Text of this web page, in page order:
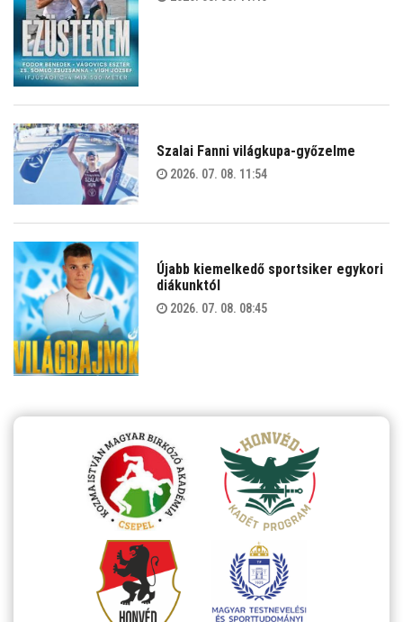
Szalai Fanni világkupa-győzelme
2026. 07. 08. 11:54
Újabb kiemelkedő sportsiker egykori
diákunktól
2026. 07. 08. 08:45